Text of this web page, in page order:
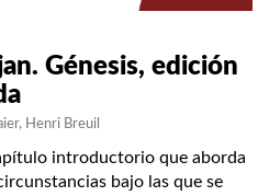
Génesis, edición
Henri Breuil
introductorio que aborda
bajo las que se